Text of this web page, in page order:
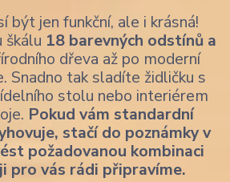
být jen funkční, ale i krásná!
škálu 18 barevných odstínů a
dřeva až po moderní
Snadno tak sladíte židličku s
stolu nebo interiérem
Pokud vám standardní
stačí do poznámky v
požadovanou kombinaci
pro vás rádi připravíme.